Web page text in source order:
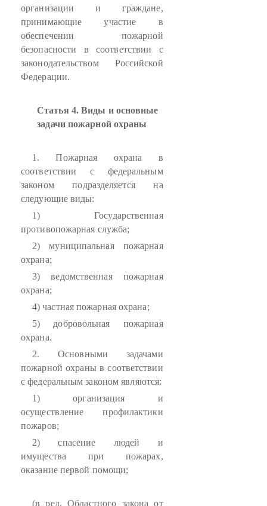
организации и граждане,
принимающие участие в
обеспечении пожарной
безопасности в соответствии с
законодательством Российской
Федерации.
Статья 4. Виды и основные
задачи пожарной охраны
1. Пожарная охрана в
соответствии с федеральным
законом подразделяется на
следующие виды:
1) Государственная
противопожарная служба;
2) муниципальная пожарная
охрана;
3) ведомственная пожарная
охрана;
4) частная пожарная охрана;
5) добровольная пожарная
охрана.
2. Основными задачами
пожарной охраны в соответствии
с федеральным законом являются:
1) организация и
осуществление профилактики
пожаров;
2) спасение людей и
имущества при пожарах,
оказание первой помощи;
(в ред. Областного закона от